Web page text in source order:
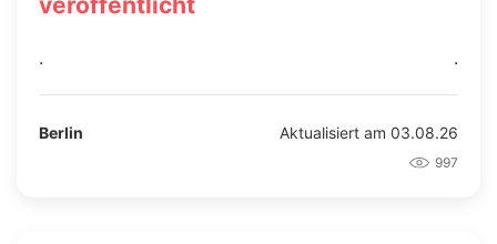
. .
Berlin Aktualisiert am 03.08.26
997